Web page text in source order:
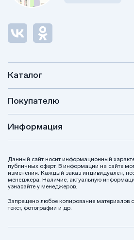
Каталог
Покупателю
Информация
Данный сайт носит информационный
публичных оферт. В информации на сайте
изменения. Каждый заказ индивидуален,
менеджера. Наличие, актуальную
узнавайте у менеджеров.
Запрещено любое копирование материалов
текст, фотографии и др.